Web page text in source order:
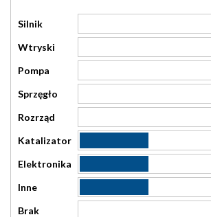
Silnik
Wtryski
Pompa
Sprzęgło
Rozrząd
Katalizator
Elektronika
Inne
Brak